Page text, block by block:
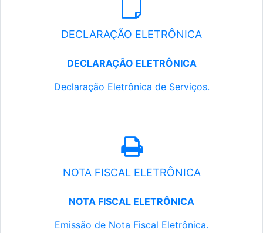
DECLARAÇÃO ELETRÔNICA
DECLARAÇÃO ELETRÔNICA
Declaração Eletrônica de Serviços.
NOTA FISCAL ELETRÔNICA
NOTA FISCAL ELETRÔNICA
Emissão de Nota Fiscal Eletrônica.